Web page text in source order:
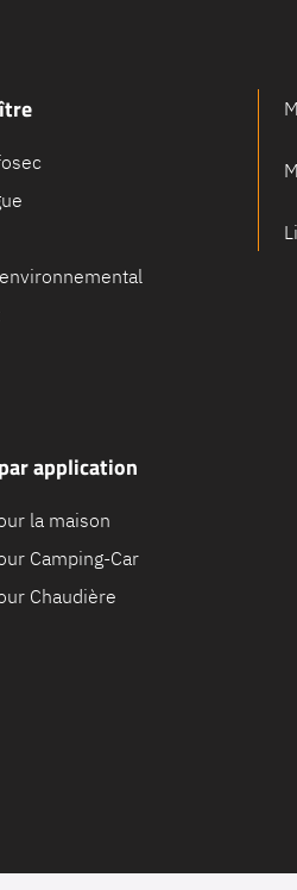
application
la maison
Camping-Car
Chaudière